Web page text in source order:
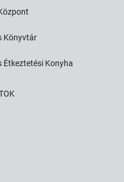
Könyvtár
Étkeztetési Konyha